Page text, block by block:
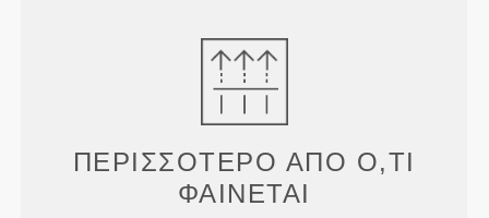
ΠΕΡΙΣΣΌΤΕΡΟ ΑΠΌ Ό,ΤΙ
ΦΑΊΝΕΤΑΙ